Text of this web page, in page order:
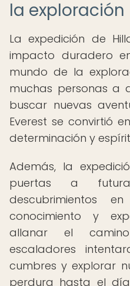
la exploración
La expedición de
impacto duradero
mundo de la
muchas personas a
buscar nuevas
Everest se convirtió
determinación y
Además, la
puertas a
descubrimientos
conocimiento y
allanar el
escaladores
cumbres y explorar
perdura hasta el